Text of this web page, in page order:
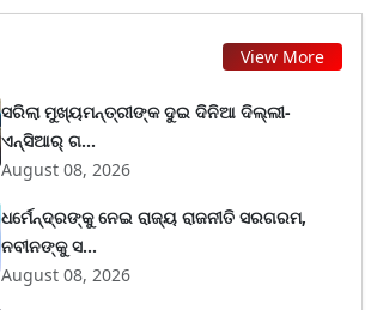
View More
ସରିଲା ମୁଖ୍ୟମନ୍ତ୍ରୀଙ୍କ ଦୁଇ ଦିନିଆ ଦିଲ୍ଲୀ-
ଏନ୍‌ସିଆର୍ ଗ...
August 08, 2026
ଧର୍ମେନ୍ଦ୍ରଙ୍କୁ ନେଇ ରାଜ୍ୟ ରାଜନୀତି ସରଗରମ,
ନବୀନଙ୍କୁ ସ...
August 08, 2026